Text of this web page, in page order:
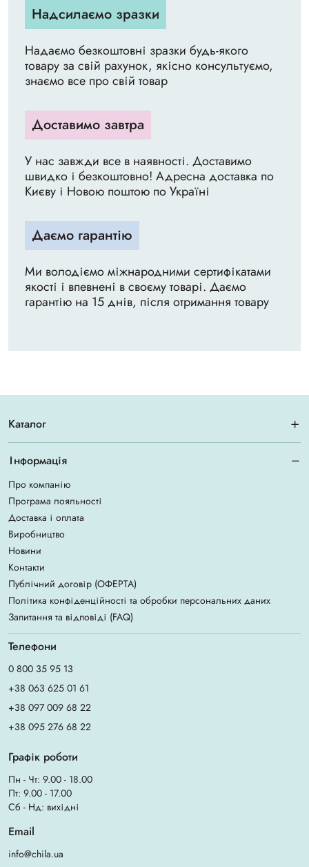
Надсилаємо зразки
Надаємо безкоштовні зразки будь-якого
товару за свій рахунок, якісно консультуємо,
знаємо все про свій товар
Доставимо завтра
У нас завжди все в наявності. Доставимо
швидко і безкоштовно! Адресна доставка по
Києву і Новою поштою по Україні
Даємо гарантію
Ми володіємо міжнародними сертифікатами
якості і впевнені в своєму товарі. Даємо
гарантію на 15 днів, після отримання товару
Каталог
Інформація
Про компанію
Програма лояльності
Доставка і оплата
Виробництво
Новини
Контакти
Публічний договір (ОФЕРТА)
Політика конфіденційності та обробки персональних даних
Запитання та відповіді (FAQ)
Телефони
0 800 35 95 13
+38 063 625 01 61
+38 097 009 68 22
+38 095 276 68 22
Графік роботи
Пн - Чт: 9.00 - 18.00
Пт: 9.00 - 17.00
Сб - Нд: вихідні
Email
info@chila.ua